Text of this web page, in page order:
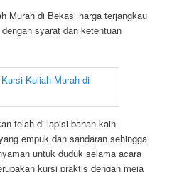
Murah di Bekasi harga terjangkau
syarat dan ketentuan
telah di lapisi bahan kain
empuk dan sandaran sehingga
untuk duduk selama acara
kursi praktis dengan meja